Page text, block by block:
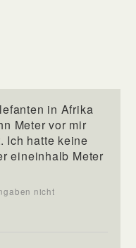
in Afrika
Meter vor mir
Ich hatte keine
eineinhalb Meter
nicht